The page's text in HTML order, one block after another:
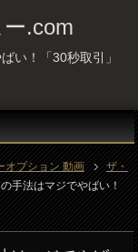
.com
い！「30秒取引」
オプション 動画
ザ・
手法はマジでやばい！